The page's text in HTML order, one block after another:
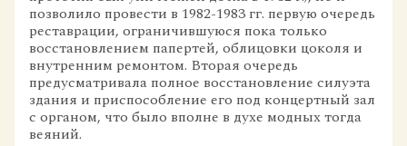
позволило провести в 1982-1983 гг. первую очередь
реставрации, ограничившуюся пока только
восстановлением папертей, облицовки цоколя и
внутренним ремонтом. Вторая очередь
предусматривала полное восстановление силуэта
здания и приспособление его под концертный зал
с органом, что было вполне в духе модных тогда
веяний.